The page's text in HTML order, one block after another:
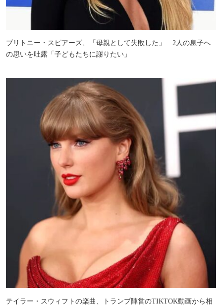
ブリトニー・スピアーズ、「母親として失敗した」 2人の息子へ
の思いを吐露「子どもたちに謝りたい」
テイラー・スウィフトの楽曲、トランプ陣営のTIKTOK動画から相